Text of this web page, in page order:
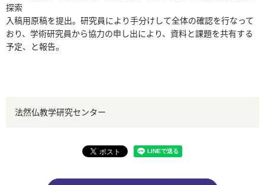
探索
入稿用原稿を提出。研究員により手分けして全体の確認を行なって
おり、学術研究員から協力の申し出により、資料と課題を共有する
予定、と報告。
法然仏教学研究センター